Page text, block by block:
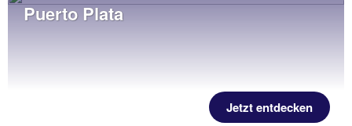
Puerto Plata
Jetzt entdecken